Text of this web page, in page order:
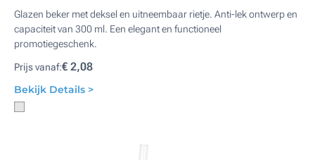
Glazen beker met deksel en uitneembaar rietje. Anti-lek ontwerp en
capaciteit van 300 ml. Een elegant en functioneel
promotiegeschenk.
Prijs vanaf:€ 2,08
Bekijk Details >